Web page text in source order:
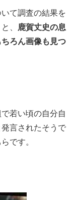
て調査の結果を
、
鹿賀丈史の息
ろん画像も見つ
若い頃の自分自
発言されたそうで
です。